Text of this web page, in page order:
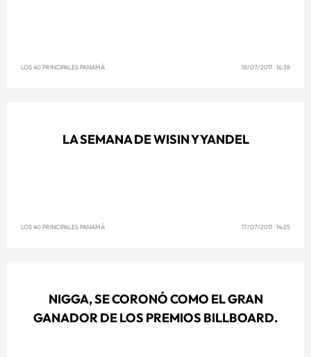
LOS 40 PRINCIPALES PANAMÁ 18/07/2011 16:38
LA SEMANA DE WISIN Y YANDEL
LOS 40 PRINCIPALES PANAMÁ 17/07/2011 14:25
NIGGA, SE CORONÓ COMO EL GRAN
GANADOR DE LOS PREMIOS BILLBOARD.